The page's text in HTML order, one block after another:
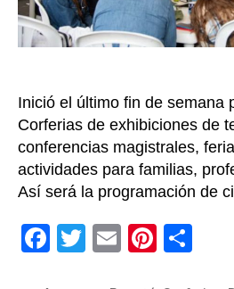
Inició el último fin de semana
Corferias de exhibiciones de
conferencias magistrales,
actividades para familias,
Así será la programación de
F
T
E
Pi